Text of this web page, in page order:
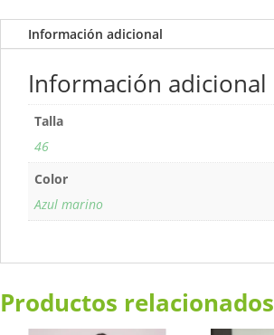
Información adicional
Información adicional
Talla
46
Color
Azul marino
Productos relacionados